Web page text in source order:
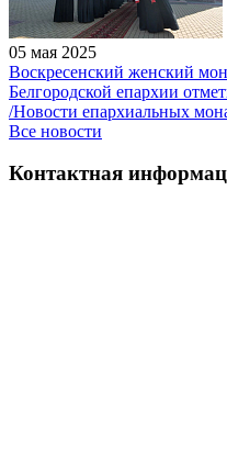
05 мая 2025
Воскресенский женский
Белгородской епархии
/Новости епархиальных
Все новости
Контактная